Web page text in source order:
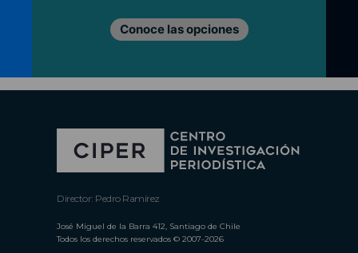
Conoce las opciones
Director: Pedro Ramírez
José Miguel de la Barra 412, Santiago de Chile
Todos los derechos reservados © 2007-2026